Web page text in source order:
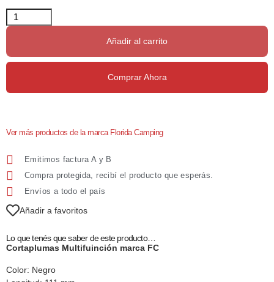
Añadir al carrito
Comprar Ahora
Ver más productos de la marca Florida Camping
Emitimos factura A y B
Compra protegida, recibí el producto que esperás.
Envíos a todo el país
Añadir a favoritos
Lo que tenés que saber de este producto…
Cortaplumas Multifuinción marca FC
Color: Negro